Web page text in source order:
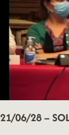
21/06/28 –